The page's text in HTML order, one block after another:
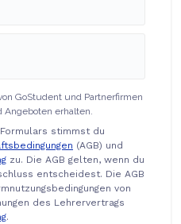
GoStudent und Partnerfirmen
erhalten.
stimmst du
(AGB) und
zu. Die AGB gelten, wenn du
entscheidest. Die AGB
von
des Lehrervertrags
.